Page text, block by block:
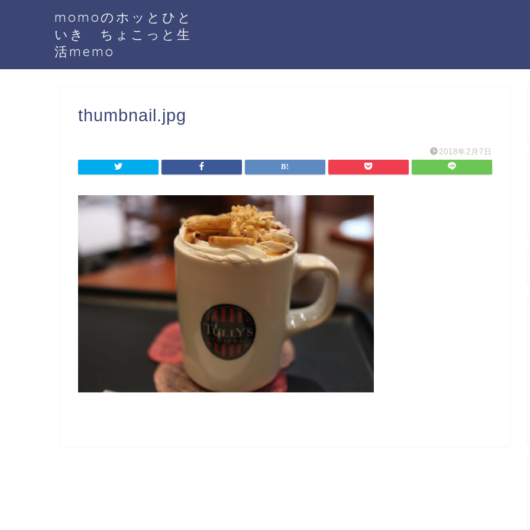
momoのホッとひと
いき ちょこっと生
活memo
thumbnail.jpg
2018年2月7日